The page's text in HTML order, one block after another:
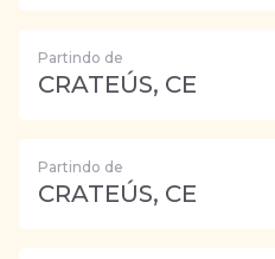
Partindo de
CRATEÚS, CE
Partindo de
CRATEÚS, CE